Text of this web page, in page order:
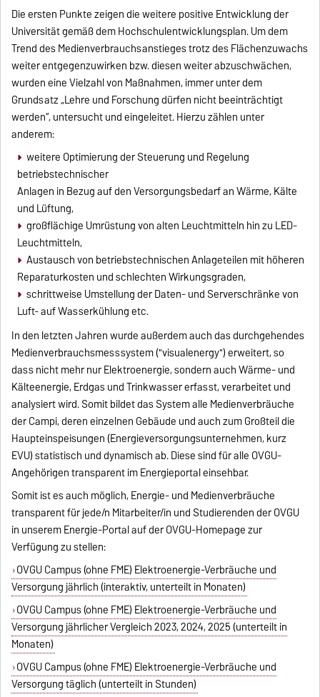
Die ersten Punkte zeigen die weitere positive Entwicklung der
Universität gemäß dem Hochschulentwicklungsplan. Um dem
Trend des Medienverbrauchsanstieges trotz des Flächenzuwachs
weiter entgegenzuwirken bzw. diesen weiter abzuschwächen,
wurden eine Vielzahl von Maßnahmen, immer unter dem
Grundsatz „Lehre und Forschung dürfen nicht beeinträchtigt
werden“, untersucht und eingeleitet. Hierzu zählen unter
anderem:
weitere Optimierung der Steuerung und Regelung
betriebstechnischer
Anlagen in Bezug auf den Versorgungsbedarf an Wärme, Kälte
und Lüftung,
großflächige Umrüstung von alten Leuchtmitteln hin zu LED-
Leuchtmitteln,
Austausch von betriebstechnischen Anlageteilen mit höheren
Reparaturkosten und schlechten Wirkungsgraden,
schrittweise Umstellung der Daten- und Serverschränke von
Luft- auf Wasserkühlung etc.
In den letzten Jahren wurde außerdem auch das durchgehendes
Medienverbrauchsmesssystem ("visualenergy") erweitert, so
dass nicht mehr nur Elektroenergie, sondern auch Wärme- und
Kälteenergie, Erdgas und Trinkwasser erfasst, verarbeitet und
analysiert wird. Somit bildet das System alle Medienverbräuche
der Campi, deren einzelnen Gebäude und auch zum Großteil die
Haupteinspeisungen (Energieversorgungsunternehmen, kurz
EVU) statistisch und dynamisch ab. Diese sind für alle OVGU-
Angehörigen transparent im Energieportal einsehbar.
Somit ist es auch möglich, Energie- und Medienverbräuche
transparent für jede/n Mitarbeiter/in und Studierenden der OVGU
in unserem Energie-Portal auf der OVGU-Homepage zur
Verfügung zu stellen:
OVGU Campus (ohne FME) Elektroenergie-Verbräuche und
Versorgung jährlich (interaktiv, unterteilt in Monaten)
OVGU Campus (ohne FME) Elektroenergie-Verbräuche und
Versorgung jährlicher Vergleich 2023, 2024, 2025 (unterteilt in
Monaten)
OVGU Campus (ohne FME) Elektroenergie-Verbräuche und
Versorgung täglich (unterteilt in Stunden)